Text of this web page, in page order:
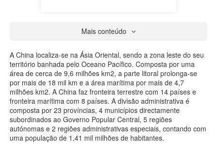
Mais conteúdo
A China localiza-se na Ásia Oriental, sendo a zona leste do seu
território banhada pelo Oceano Pacífico. Composta por uma
área de cerca de 9,6 milhões km2, a parte litoral prolonga-se
por mais de 18 mil km e a área marítima por mais de 4,7
milhões km2. A China faz fronteira terrestre com 14 países e
fronteira marítima com 8 países. A divisão administrativa é
composta por 23 províncias, 4 municípios directamente
subordinados ao Governo Popular Central, 5 regiões
autónomas e 2 regiões administrativas especiais, contando com
uma população de 1,41 mil milhões de habitantes.